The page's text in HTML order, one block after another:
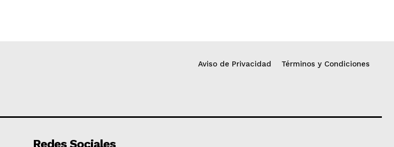
Aviso de Privacidad Términos y Condiciones
Redes Sociales